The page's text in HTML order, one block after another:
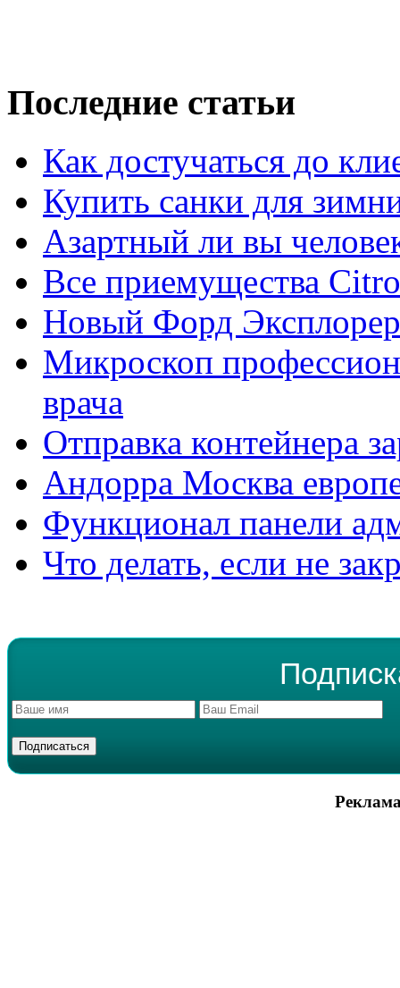
Последние статьи
Как достучаться до
Купить санки для
Азартный ли вы
Все приемущества
Новый Форд
Микроскоп
врача
Отправка контейнера
Андорра Москва
Функционал панели
Что делать, если не